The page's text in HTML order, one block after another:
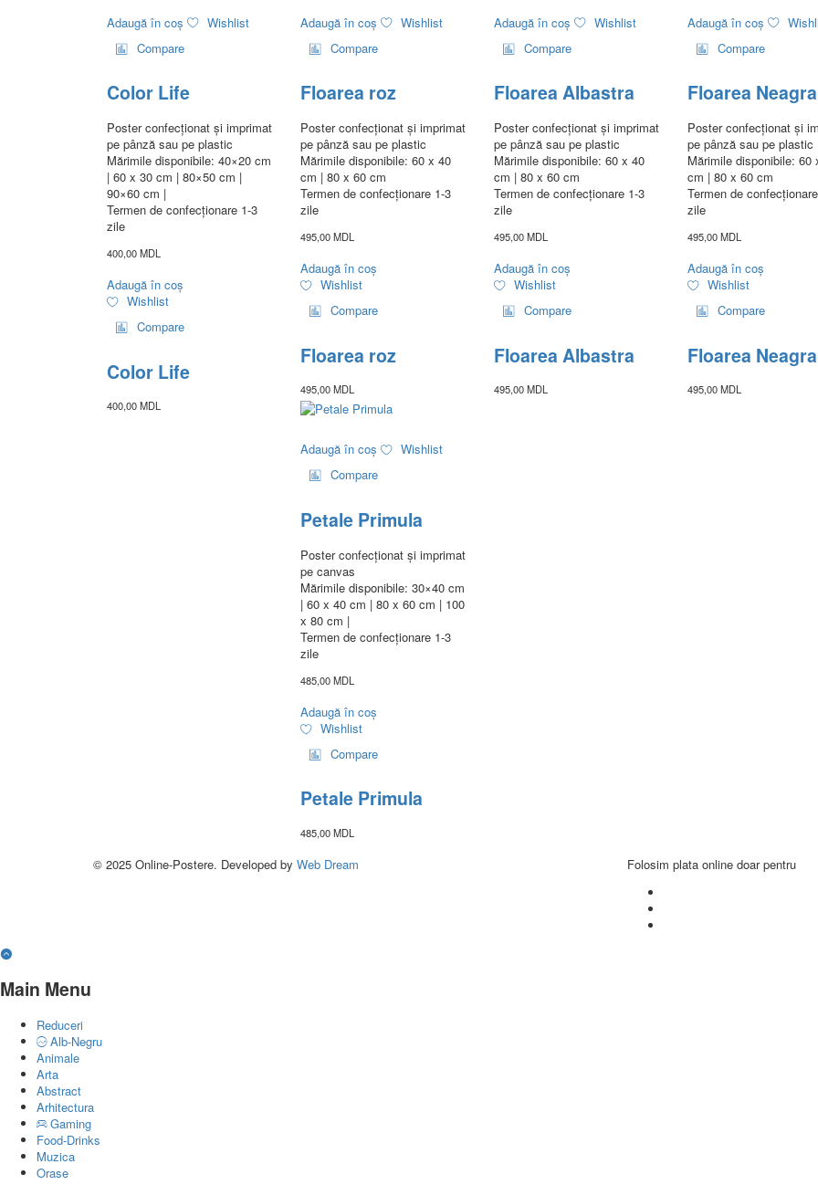
Adaugă în coș
Wishlist
Compare
Color Life
Poster confecționat și imprimat
pe pânză sau pe plastic
Mărimile disponibile: 40×20 cm
| 60 x 30 cm | 80×50 cm |
90×60 cm |
Termen de confecționare 1-3
zile
400,00MDL
Adaugă în coș
Wishlist
Compare
Color Life
400,00MDL
Adaugă în coș
Wishlist
Compare
Floarea roz
Poster confecționat și imprimat
pe pânză sau pe plastic
Mărimile disponibile: 60 x 40
cm | 80 x 60 cm
Termen de confecționare 1-3
zile
495,00MDL
Adaugă în coș
Wishlist
Compare
Floarea roz
495,00MDL
Adaugă în coș
Wishlist
Compare
Floarea Albastra
Poster confecționat și imprimat
pe pânză sau pe plastic
Mărimile disponibile: 60 x 40
cm | 80 x 60 cm
Termen de confecționare 1-3
zile
495,00MDL
Adaugă în coș
Wishlist
Compare
Floarea Albastra
495,00MDL
Adaugă în coș
Compare
Floarea Neagra
Poster confecționat și
pe pânză sau pe plastic
Mărimile disponibile: 60
cm | 80 x 60 cm
Termen de
zile
495,00MDL
Adaugă în coș
Wishlist
Compare
Floarea Neagra
495,00MDL
Adaugă în coș
Wishlist
Compare
Petale Primula
Poster confecționat și imprimat
pe canvas
Mărimile disponibile: 30×40 cm
| 60 x 40 cm | 80 x 60 cm | 100
x 80 cm |
Termen de confecționare 1-3
zile
485,00MDL
Adaugă în coș
Wishlist
Compare
Petale Primula
485,00MDL
© 2025 Online-Postere. Developed by Web Dream Folosim plata online doar pentru
Main Menu
Reduceri
Alb-Negru
Animale
Arta
Abstract
Arhitectura
Gaming
Food-Drinks
Muzica
Orase